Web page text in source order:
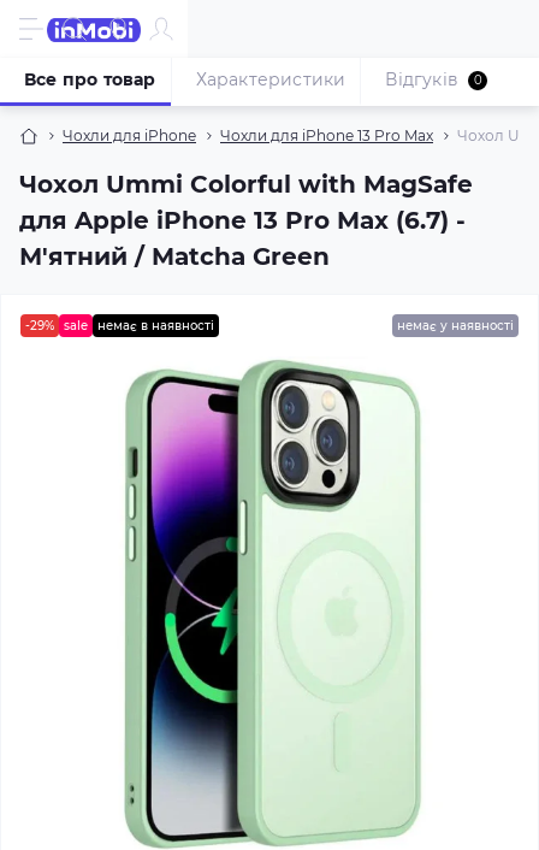
Чохли для iPhone Чохли для iPhone 13 Pro Max Чохол
Чохол Ummi Colorful with MagSafe
для Apple iPhone 13 Pro Max (6.7) -
М'ятний / Matcha Green
Все про товар Характеристики Відгуків 0
-29% sale немає в наявності немає у наявності